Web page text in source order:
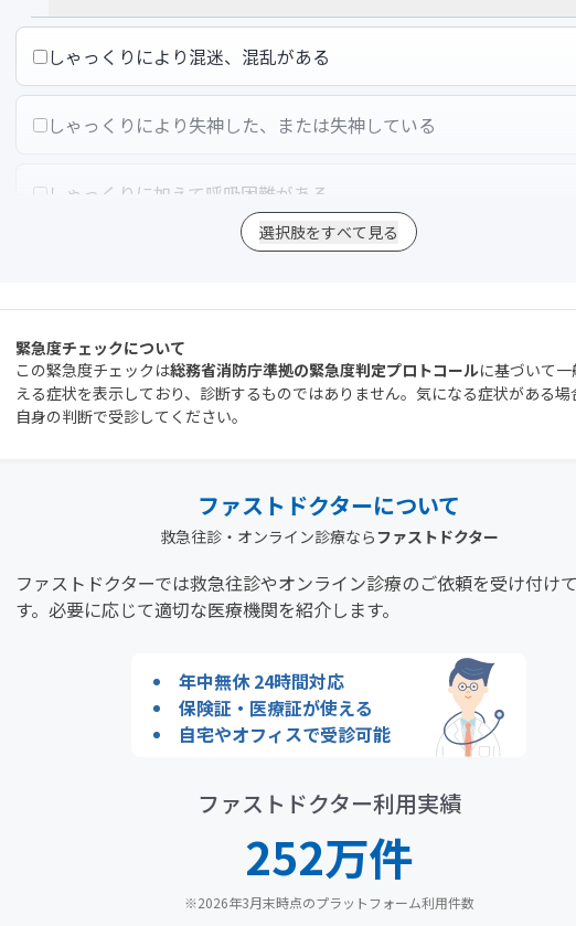
しゃっくりにより混迷、混乱がある
しゃっくりにより失神した、または失神している
しゃっくりに加えて呼吸困難がある
しゃっくりが続くために、おなか、もしくは胸が持続的に痛い
しゃっくりで眠れない
しゃっくりにより不安がある、またはイライラしている
しゃっくりが間欠的に起こる
最近、飲酒量が増えた
しゃっくりが起こる前に、少し前に熱いもの、または刺激物を飲ん
選択肢をすべて見る
緊急度チェックについて
この緊急度チェックは総務省消防庁準拠の緊急度判定プロトコールに基づいて
える症状を表示しており、診断するものではありません。気になる症状がある場
自身の判断で受診してください。
ファストドクターについて
救急往診・オンライン診療ならファストドクター
ファストドクターでは救急往診やオンライン診療のご依頼を受け付け
す。必要に応じて適切な医療機関を紹介します。
年中無休 24時間対応
保険証・医療証が使える
自宅やオフィスで受診可能
ファストドクター利用実績
252万件
※2026年3月末時点のプラットフォーム利用件数